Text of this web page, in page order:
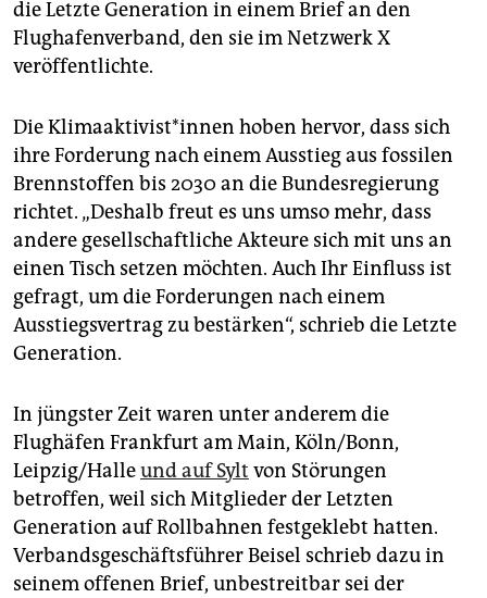
die Letzte Generation in einem Brief an den
Flughafenverband, den sie im Netzwerk X
veröffentlichte.
Die Kli­ma­ak­ti­vis­t*in­nen hoben hervor, dass sich
ihre Forderung nach einem Ausstieg aus fossilen
Brennstoffen bis 2030 an die Bundesregierung
richtet. „Deshalb freut es uns umso mehr, dass
andere gesellschaftliche Akteure sich mit uns an
einen Tisch setzen möchten. Auch Ihr Einfluss ist
gefragt, um die Forderungen nach einem
Ausstiegsvertrag zu bestärken“, schrieb die Letzte
Generation.
In jüngster Zeit waren unter anderem die
Flughäfen Frankfurt am Main, Köln/Bonn,
Leipzig/Halleund auf Sylt von Störungen
betroffen, weil sich Mitglieder der Letzten
Generation auf Rollbahnen festgeklebt hatten.
Verbandsgeschäftsführer Beisel schrieb dazu in
seinem offenen Brief, unbestreitbar sei der